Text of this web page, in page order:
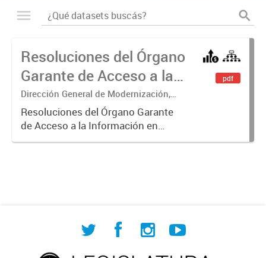
Resoluciones del Órgano
Garante de Acceso a la
Información
Dirección General de Modernización,
Sustentabilidad y Fortalecimiento
Institucional
Resoluciones del Órgano Garante
de Acceso a la Información en
ejercicio de las facultades
pdf